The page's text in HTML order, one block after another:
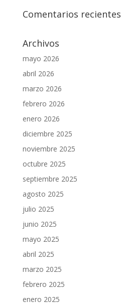
Comentarios recientes
Archivos
mayo 2026
abril 2026
marzo 2026
febrero 2026
enero 2026
diciembre 2025
noviembre 2025
octubre 2025
septiembre 2025
agosto 2025
julio 2025
junio 2025
mayo 2025
abril 2025
marzo 2025
febrero 2025
enero 2025